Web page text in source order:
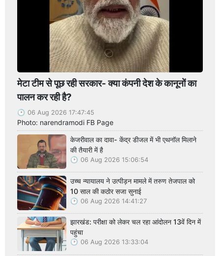
मेटा टीम से पूछ रही सरकार- क्या कंपनी देश के कानूनों का
पालन कर रही है?
06 Aug 2026 17:47:45
Photo: narendramodi FB Page
केजरीवाल का दावा- केंद्र डीजल में भी एथनॉल मिलाने
की तैयारी में है
06 Aug 2026 15:06:54
उच्च न्यायालय ने उत्पीड़न मामले में तरुण तेजपाल को
10 साल की कठोर सजा सुनाई
06 Aug 2026 14:41:27
झारखंड: परीक्षा को लेकर चल रहा आंदोलन 13वें दिन में
पहुंचा
06 Aug 2026 13:33:04